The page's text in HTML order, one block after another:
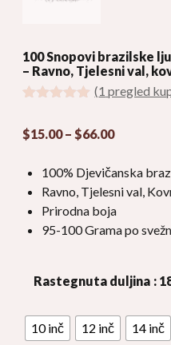
100 Snopovi brazilske
– Ravno, Tjelesni val,
na temelju
(1 pregled
$15.00 – $66.00Raspon
$15.00
kroz
$66.00
100% Djevičanska
Ravno, Tjelesni val,
Prirodna boja
95-100 Grama po
Rastegnuta duljina :
10 inč 12 inč 14 inč